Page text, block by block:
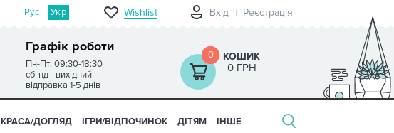
Рус Укр Wishlist Вхід Реєстрація
Графік роботи
Пн-Пт: 09:30-18:30
сб-нд - вихідний
відправка 1-5 днів
0 КОШИК
0 ГРН
КРАСА/ДОГЛЯД ІГРИ/ВІДПОЧИНОК ДІТЯМ ІНШЕ